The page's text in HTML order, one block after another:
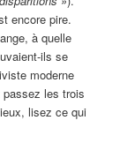
encore pire.
à quelle
ils se
moderne
les trois
lisez ce qui